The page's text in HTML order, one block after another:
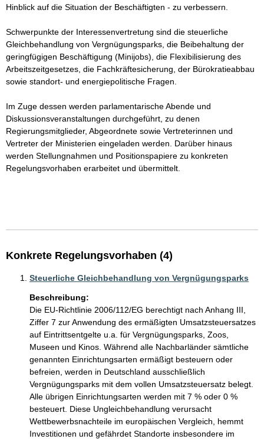
Hinblick auf die Situation der Beschäftigten - zu verbessern.
Schwerpunkte der Interessenvertretung sind die steuerliche
Gleichbehandlung von Vergnügungsparks, die Beibehaltung der
geringfügigen Beschäftigung (Minijobs), die Flexibilisierung des
Arbeitszeitgesetzes, die Fachkräftesicherung, der Bürokratieabbau
sowie standort- und energiepolitische Fragen.
Im Zuge dessen werden parlamentarische Abende und
Diskussionsveranstaltungen durchgeführt, zu denen
Regierungsmitglieder, Abgeordnete sowie Vertreterinnen und
Vertreter der Ministerien eingeladen werden. Darüber hinaus
werden Stellungnahmen und Positionspapiere zu konkreten
Regelungsvorhaben erarbeitet und übermittelt.
Konkrete Regelungsvorhaben (4)
Steuerliche Gleichbehandlung von Vergnügungsparks
Beschreibung:
Die EU-Richtlinie 2006/112/EG berechtigt nach Anhang III,
Ziffer 7 zur Anwendung des ermäßigten Umsatzsteuersatzes
auf Eintrittsentgelte u.a. für Vergnügungsparks, Zoos,
Museen und Kinos. Während alle Nachbarländer sämtliche
genannten Einrichtungsarten ermäßigt besteuern oder
befreien, werden in Deutschland ausschließlich
Vergnügungsparks mit dem vollen Umsatzsteuersatz belegt.
Alle übrigen Einrichtungsarten werden mit 7 % oder 0 %
besteuert. Diese Ungleichbehandlung verursacht
Wettbewerbsnachteile im europäischen Vergleich, hemmt
Investitionen und gefährdet Standorte insbesondere im